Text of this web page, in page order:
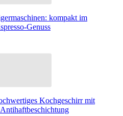
kompakt im
Genuss
Kochgeschirr mit